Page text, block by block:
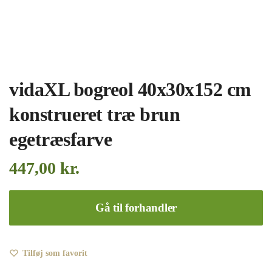
vidaXL bogreol 40x30x152 cm
konstrueret træ brun
egetræsfarve
447,00 kr.
Gå til forhandler
Tilføj som favorit